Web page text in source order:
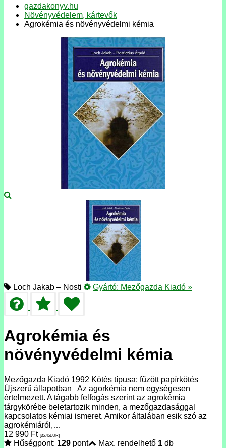
gazdakonyv.hu
Növényvédelem, kártevők
Agrokémia és növényvédelmi kémia
Loch Jakab – Nosti Gyártó: Mezőgazda Kiadó »
Agrokémia és
növényvédelmi kémia
Mezőgazda Kiadó 1992 Kötés típusa: fűzött papírkötés
Újszerű állapotban Az agorkémia nem egységesen
értelmezett. A tágabb felfogás szerint az agrokémia
tárgykörébe beletartozik minden, a mezőgazdasággal
kapcsolatos kémiai ismeret. Amikor általában esik szó az
agrokémiáról,…
12 990 Ft [35.45EUR]
Hűségpont: 129 pont Max. rendelhető 1 db